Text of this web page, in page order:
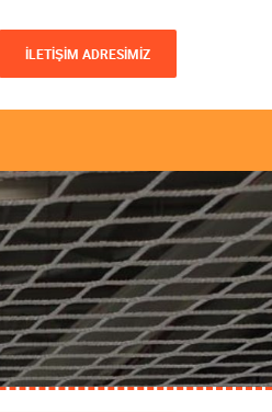
İLETİŞİM ADRESİMİZ